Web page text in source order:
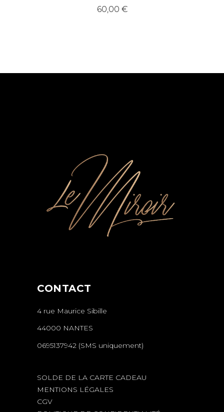
60,00 €
CONTACT
4 rue Maurice Sibille
44000 NANTES
0695137942 (SMS uniquement)
SOLDE DE LA CARTE CADEAU
MENTIONS LÉGALES
CGV